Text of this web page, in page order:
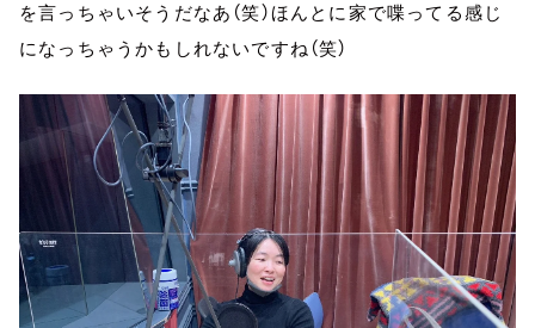
を言っちゃいそうだなあ（笑）ほんとに家で喋ってる感じ
になっちゃうかもしれないですね（笑）